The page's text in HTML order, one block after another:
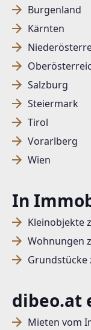
Burgenland
Kärnten
Salzburg
Steiermark
Tirol
Vorarlberg
Wien
In
Kleinobjekte
Wohnungen
Grundstücke
dibeo.at
Mieten vom